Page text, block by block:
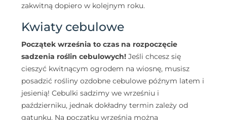
zakwitną dopiero w kolejnym roku.
Kwiaty cebulowe
Początek września to czas na rozpoczęcie
sadzenia roślin cebulowych! Jeśli chcesz się
cieszyć kwitnącym ogrodem na wiosnę, musisz
posadzić rośliny ozdobne cebulowe późnym latem i
jesienią! Cebulki sadzimy we wrześniu i
październiku, jednak dokładny termin zależy od
gatunku. Na początku września można